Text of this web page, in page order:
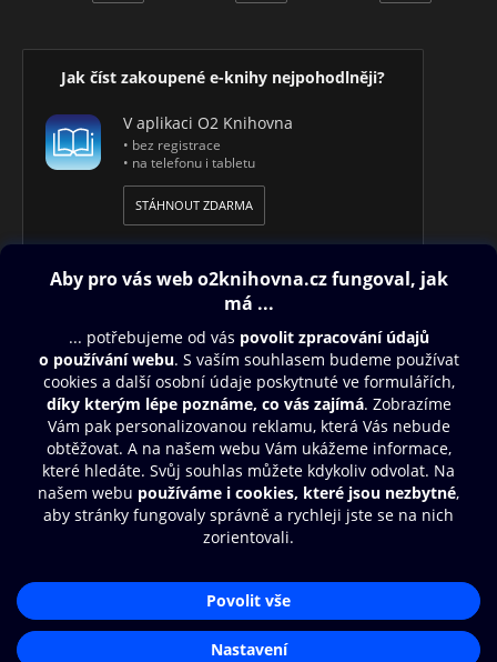
Jak číst zakoupené e-knihy nejpohodlněji?
V aplikaci O2 Knihovna
• bez registrace
• na telefonu i tabletu
STÁHNOUT ZDARMA
Obsah ke stažení
Moje O2 Knihovna
Další zábava
© O2 Czech Republic a.s.
Přístupnost
Zásady zpracování osobních údajůAplikace O2 Knihovna
Čti a poslouchej své e-knihy a